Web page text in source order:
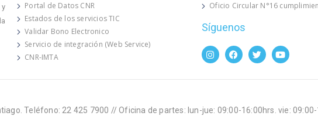
Portal de Datos CNR
Estados de los servicios TIC
Validar Bono Electronico
Servicio de integración (Web Service)
CNR-IMTA
Oficio Circular N°16
Síguenos
Teléfono: 22 425 7900 // Oficina de partes: lun-jue: 09:00-16:00hrs. vie: